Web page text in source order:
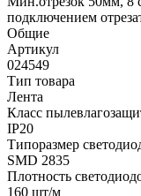
подключением
Общие
Артикул
024549
Тип товара
Лента
Класс
IP20
Типоразмер
SMD 2835
Плотность
160 шт/м